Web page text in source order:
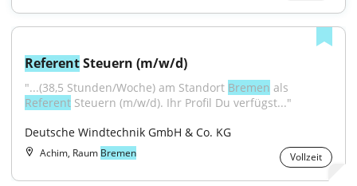
Referent Steuern (m/w/d)
"...(38,5 Stunden/Woche) am Standort Bremen
Referent Steuern (m/w/d). Ihr Profil Du verfügst..."
Deutsche Windtechnik GmbH & Co. KG
Achim, Raum Bremen Vollzeit